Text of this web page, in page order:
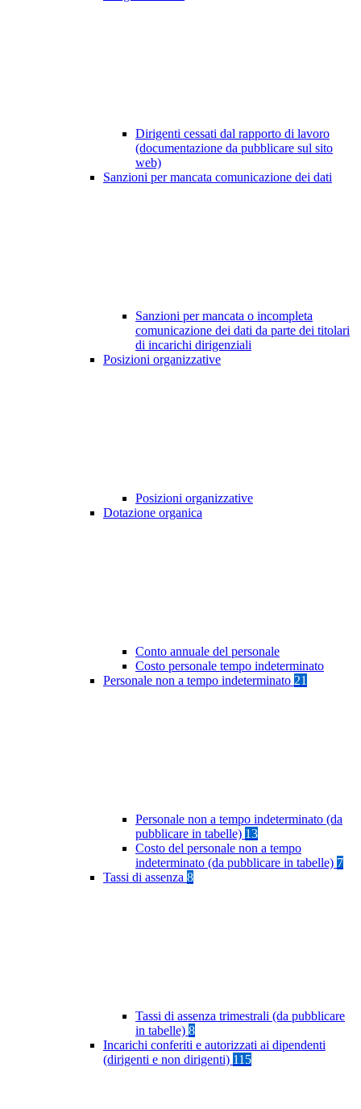
Dirigenti cessati dal rapporto di lavoro
(documentazione da pubblicare sul sito
web)
Sanzioni per mancata comunicazione dei dati
Sanzioni per mancata o incompleta
comunicazione dei dati da parte dei titolari
di incarichi dirigenziali
Posizioni organizzative
Posizioni organizzative
Dotazione organica
Conto annuale del personale
Costo personale tempo indeterminato
Personale non a tempo indeterminato 21
Personale non a tempo indeterminato (da
pubblicare in tabelle) 13
Costo del personale non a tempo
indeterminato (da pubblicare in tabelle) 7
Tassi di assenza 8
Tassi di assenza trimestrali (da pubblicare
in tabelle) 8
Incarichi conferiti e autorizzati ai dipendenti
(dirigenti e non dirigenti) 115